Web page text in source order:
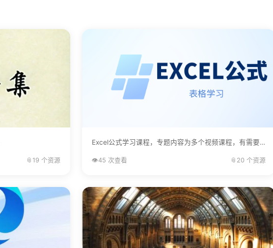
📎 19 个资源
Excel公式学习课程，专题内容为多个视频课程，有需要的自己下载学习。...
👁️45 次查看 📎 20 个资源